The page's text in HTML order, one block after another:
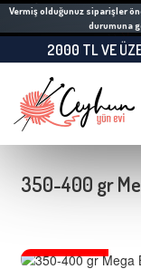
Vermiş olduğunuz siparişler
durumuna
2000 TL VE
350-400 gr